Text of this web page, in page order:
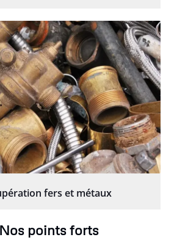
fers et métaux
Nos points forts